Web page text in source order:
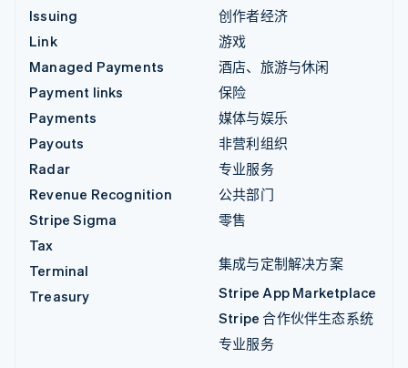
Issuing
Link
Managed Payments
Payment links
Payments
Payouts
Radar
Revenue Recognition
Stripe Sigma
Tax
Terminal
Treasury
创作者经济
游戏
酒店、旅游与休闲
保险
媒体与娱乐
非营利组织
专业服务
公共部门
零售
集成与定制解决方案
Stripe App Marketplace
Stripe 合作伙伴生态系统
专业服务